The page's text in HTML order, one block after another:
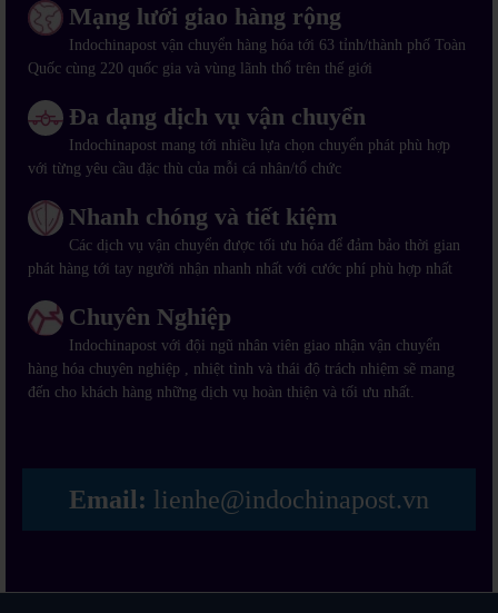
Mạng lưới giao hàng rộng
Indochinapost vận chuyển hàng hóa tới 63 tỉnh/thành phố Toàn
Quốc cùng 220 quốc gia và vùng lãnh thổ trên thế giới
Đa dạng dịch vụ vận chuyển
Indochinapost mang tới nhiều lựa chọn chuyển phát phù hợp
với từng yêu cầu đặc thù của mỗi cá nhân/tổ chức
Nhanh chóng và tiết kiệm
Các dịch vụ vận chuyển được tối ưu hóa để đảm bảo thời gian
phát hàng tới tay người nhận nhanh nhất với cước phí phù hợp nhất
Chuyên Nghiệp
Indochinapost với đội ngũ nhân viên giao nhận vận chuyển
hàng hóa chuyên nghiệp , nhiệt tình và thái độ trách nhiệm sẽ mang
đến cho khách hàng những dịch vụ hoàn thiện và tối ưu nhất.
Email: lienhe@indochinapost.vn